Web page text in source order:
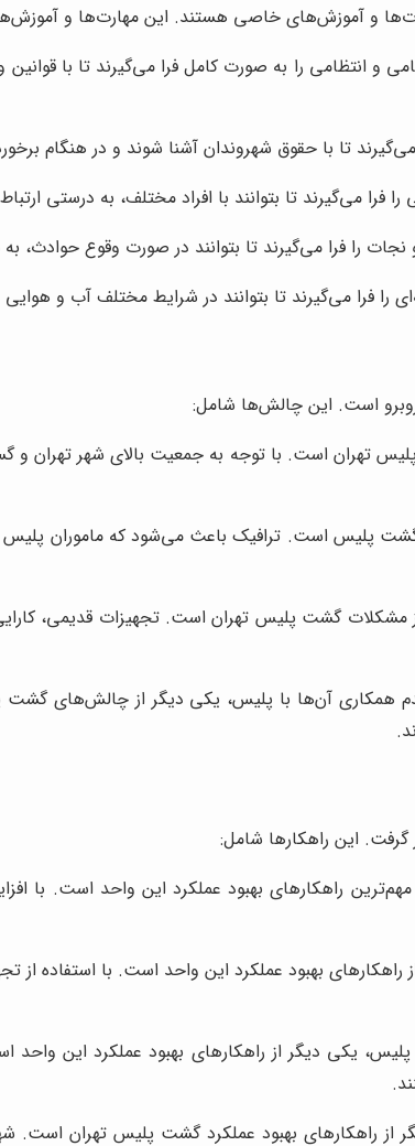
و آموزش‌های خاصی هستند. این مهارت‌ها و
انتظامی را به صورت کامل فرا می‌گیرند تا با قوانین
تا با حقوق شهروندان آشنا شوند و در هنگام
می‌گیرند تا بتوانند با افراد مختلف، به درستی
را فرا می‌گیرند تا بتوانند در صورت وقوع
فرا می‌گیرند تا بتوانند در شرایط مختلف آب و هوایی
است. این چالش‌ها شامل:
تهران است. با توجه به جمعیت بالای شهر تهران
پلیس است. ترافیک باعث می‌شود که ماموران پلیس
مشکلات گشت پلیس تهران است. تجهیزات قدیمی،
همکاری آن‌ها با پلیس، یکی دیگر از چالش‌های گشت
گرفت. این راهکارها شامل:
راهکارهای بهبود عملکرد این واحد است. با
بهبود عملکرد این واحد است. با استفاده از
یکی دیگر از راهکارهای بهبود عملکرد این
از راهکارهای بهبود عملکرد گشت پلیس تهران است.